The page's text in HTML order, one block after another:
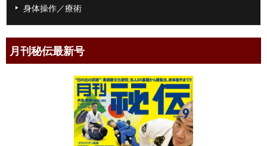
身体操作／療術
月刊秘伝最新号